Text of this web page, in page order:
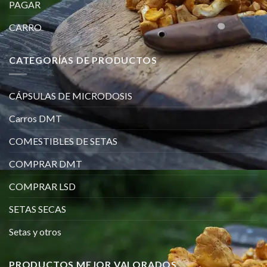
PAGAR
CARRO
CATEGORÍAS DE PRODUCTOS
CÁPSULAS DE MICRODOSIS
Carros DMT
COMESTIBLES DE SETAS
COMPRAR DMT
COMPRAR LSD
SETAS SECAS
Setas y otros
PRODUCTOS MEJOR VALORADOS